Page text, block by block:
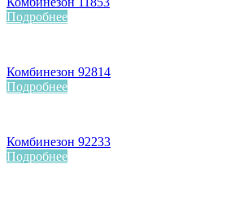
Подробнее
Комбинезон 92814
Подробнее
Комбинезон 92233
Подробнее